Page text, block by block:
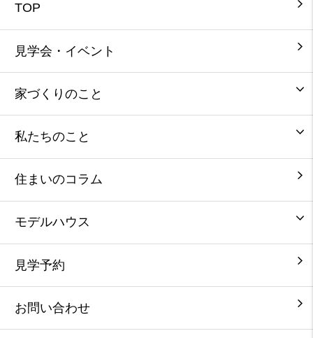
TOP
見学会・イベント
家づくりのこと
私たちのこと
住まいのコラム
モデルハウス
見学予約
お問い合わせ